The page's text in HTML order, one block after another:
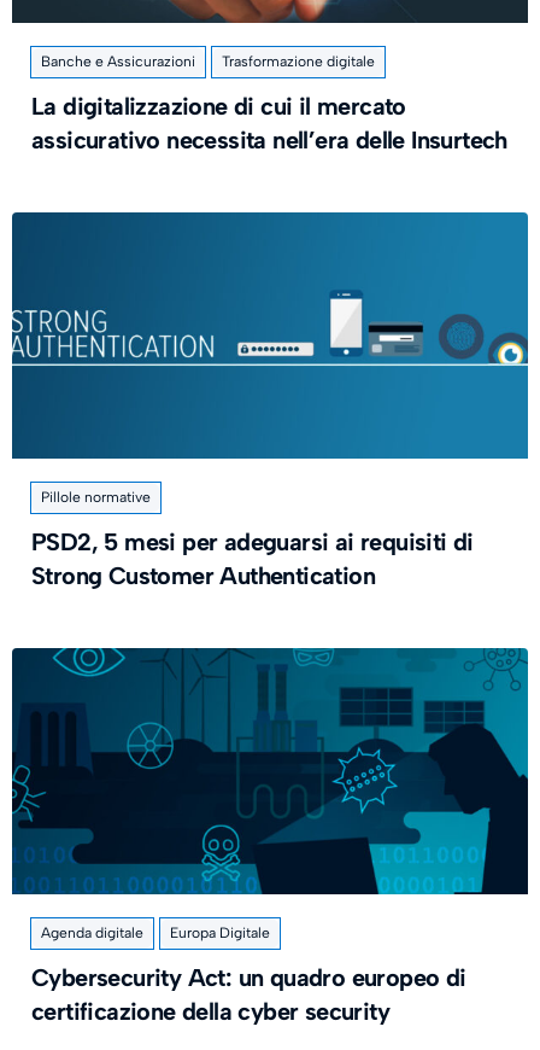
Banche e Assicurazioni Trasformazione digitale
La digitalizzazione di cui il mercato
assicurativo necessita nell’era delle Insurtech
Pillole normative
PSD2, 5 mesi per adeguarsi ai requisiti di
Strong Customer Authentication
Agenda digitale Europa Digitale
Cybersecurity Act: un quadro europeo di
certificazione della cyber security